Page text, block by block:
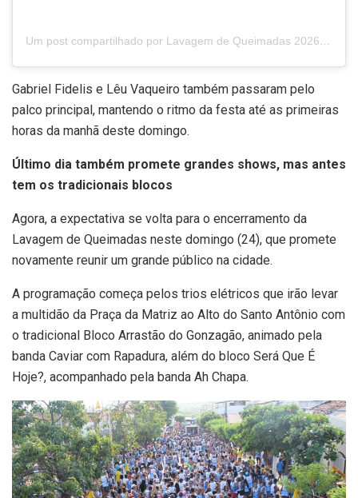
Um post compartilhado por Lavagem de Queimadas 2026 (@lavagemdequeimadasofc)
Gabriel Fidelis e Lêu Vaqueiro também passaram pelo
palco principal, mantendo o ritmo da festa até as primeiras
horas da manhã deste domingo.
Último dia também promete grandes shows, mas antes
tem os tradicionais blocos
Agora, a expectativa se volta para o encerramento da
Lavagem de Queimadas neste domingo (24), que promete
novamente reunir um grande público na cidade.
A programação começa pelos trios elétricos que irão levar
a multidão da Praça da Matriz ao Alto do Santo Antônio com
o tradicional Bloco Arrastão do Gonzagão, animado pela
banda Caviar com Rapadura, além do bloco Será Que É
Hoje?, acompanhado pela banda Ah Chapa.